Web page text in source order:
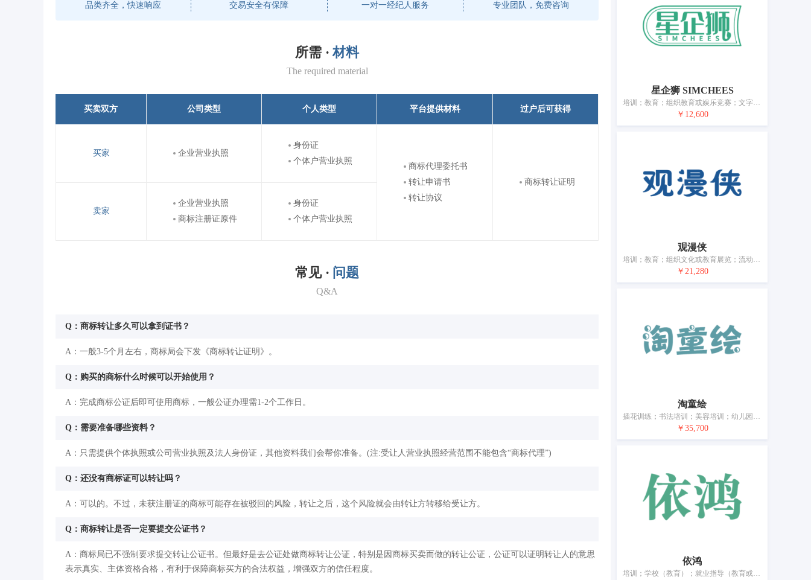
品类齐全，快速响应 交易安全有保障 一对一经纪人服务 专业团队，免费咨询
所需 · 材料
The required material
买卖双方 公司类型 个人类型 平台提供材料 过户后可获得
买家 企业营业执照
身份证
个体户营业执照
商标代理委托书
转让申请书
转让协议
商标转让证明
卖家
企业营业执照
商标注册证原件
身份证
个体户营业执照
常见 · 问题
Q&A
Q：商标转让多久可以拿到证书？
A：一般3-5个月左右，商标局会下发《商标转让证明》。
Q：购买的商标什么时候可以开始使用？
A：完成商标公证后即可使用商标，一般公证办理需1-2个工作日。
Q：需要准备哪些资料？
A：只需提供个体执照或公司营业执照及法人身份证，其他资料我们会帮你准备。(注:受让人营业执照经营范围不能包含“商标代理”)
Q：还没有商标证可以转让吗？
A：可以的。不过，未获注册证的商标可能存在被驳回的风险，转让之后，这个风险就会由转让方转移给受让方。
Q：商标转让是否一定要提交公证书？
A：商标局已不强制要求提交转让公证书。但最好是去公证处做商标转让公证，特别是因商标买卖而做的转让公证，公证可以证明转让人的意思
表示真实、主体资格合格，有利于保障商标买方的合法权益，增强双方的信任程度。
星企狮 SIMCHEES
培训；教育；组织教育或娱乐竞赛；文字出版（广告宣传文本除外）；体育野营服务；在计算机网络上提供在线游戏；娱乐服务；摄影；游乐园服务；游戏器具出租
￥12,600
观漫侠
培训；教育；组织文化或教育展览；流动图书馆；书籍出版；健身指导课程；在计算机网络上提供在线游戏；娱乐信息；娱乐服务；电影放映
￥21,280
淘童绘
插花训练；书法培训；美容培训；幼儿园；辅导（培训）；安排和组织培训班；提供在线非下载漫画和图画小说；人像绘画服务；画展服务；绘画和书法作品出租
￥35,700
依鸿
培训；学校（教育）；就业指导（教育或培训顾问）；教育；组织文化或教育展览；流动图书馆；文字出版（广告宣传文本除外）；娱乐服务；动物训练；为艺术家提供模特服务